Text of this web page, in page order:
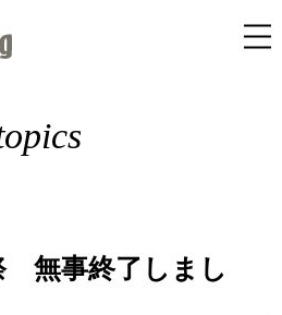
無事終了しまし